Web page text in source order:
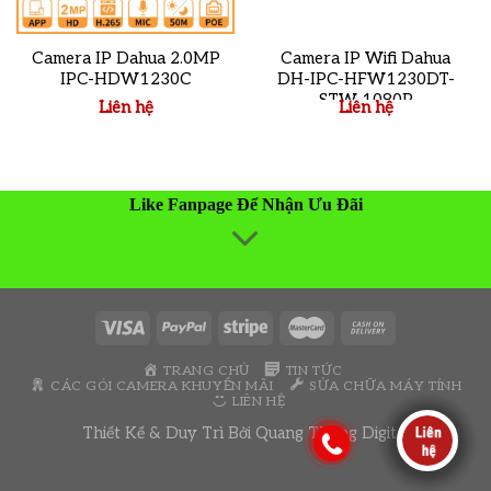
Camera IP Dahua 2.0MP
IPC-HDW1230C
Liên hệ
Camera IP Wifi Dahua
DH-IPC-HFW1230DT-
STW 1080P
Liên hệ
Like Fanpage Để Nhận Ưu Đãi
TRANG CHỦ
TIN TỨC
CÁC GÓI CAMERA KHUYẾN MÃI
SỬA CHỮA MÁY TÍNH
LIÊN HỆ
Thiết Kế & Duy Trì Bởi Quang Thông Digital